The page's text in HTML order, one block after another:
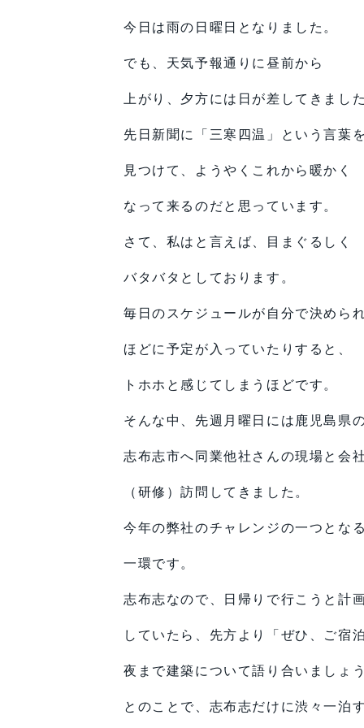
今日は雨の日曜日となりました。
でも、天気予報通りに昼前から
上がり、夕方には日が差してきました
先日新聞に「三寒四温」という言葉を
見つけて、ようやくこれから暖かく
なって来るのだと思っています。
さて、私はと言えば、目まぐるしく
バタバタとしております。
毎日のスケジュールが自分で決めら
ほどに予定が入っていたりすると、
トホホと感じてしまうほどです。
そんな中、先週月曜日には鹿児島県
志布志市へ同業他社さんの現場と会
（研修）訪問してきました。
今年の弊社のチャレンジの一つとなる
一環です。
志布志なので、日帰りで行こうと計
していたら、先方より「ぜひ、ご宿
夜まで建築について語り合いましょう
とのことで、志布志だけに渋々一泊